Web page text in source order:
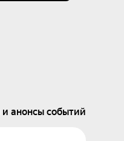
анонсы событий